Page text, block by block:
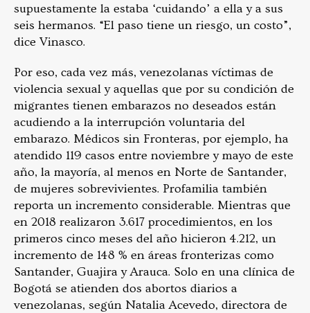
supuestamente la estaba ‘cuidando’ a ella y a sus
seis hermanos. “El paso tiene un riesgo, un costo”,
dice Vinasco.
Por eso, cada vez más, venezolanas víctimas de
violencia sexual y aquellas que por su condición de
migrantes tienen embarazos no deseados están
acudiendo a la interrupción voluntaria del
embarazo. Médicos sin Fronteras, por ejemplo, ha
atendido 119 casos entre noviembre y mayo de este
año, la mayoría, al menos en Norte de Santander,
de mujeres sobrevivientes. Profamilia también
reporta un incremento considerable. Mientras que
en 2018 realizaron 3.617 procedimientos, en los
primeros cinco meses del año hicieron 4.212, un
incremento de 148 % en áreas fronterizas como
Santander, Guajira y Arauca. Solo en una clínica de
Bogotá se atienden dos abortos diarios a
venezolanas, según Natalia Acevedo, directora de